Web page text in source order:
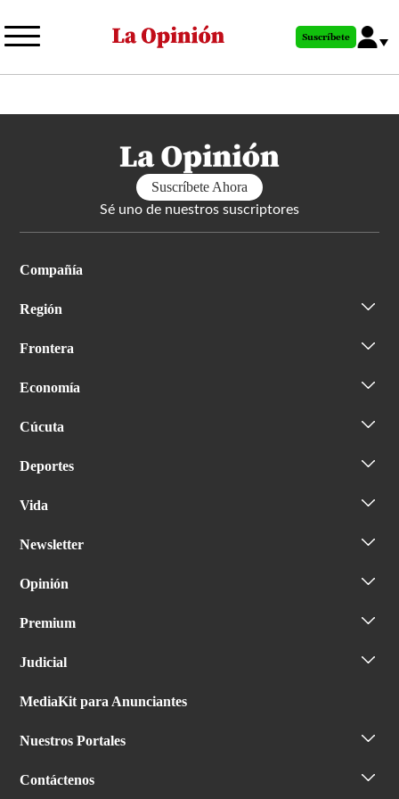
al
principal
Suscríbete
Suscríbete Ahora
Sé uno de nuestros suscriptores
Compañía
Región
Frontera
Economía
Cúcuta
Deportes
Vida
Newsletter
Opinión
Premium
Judicial
MediaKit para Anunciantes
Nuestros Portales
Contáctenos